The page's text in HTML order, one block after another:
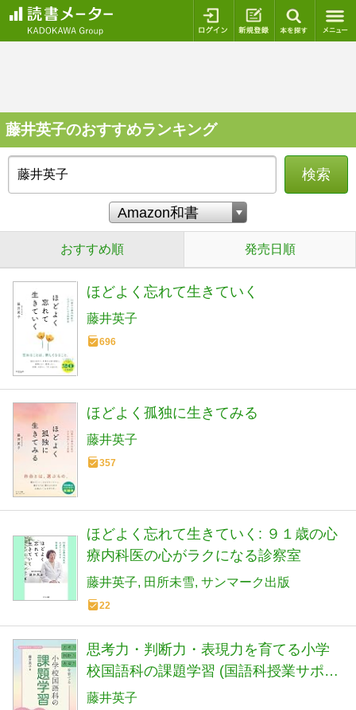
ログイン 新規登録
藤井英子のおすすめランキング
検索
おすすめ順 発売日順
ほどよく忘れて生きていく
藤井英子
696
ほどよく孤独に生きてみる
藤井英子
357
ほどよく忘れて生きていく: ９１歳の心
療内科医の心がラクになる診察室
藤井英子 田所未雪 サンマーク出版
22
思考力・判断力・表現力を育てる小学
校国語科の課題学習 (国語科授業サポー
トＢＯＯＫＳ)
藤井英子